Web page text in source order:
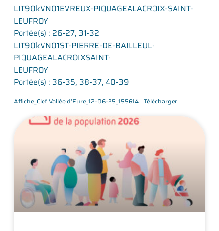
LIT90kVN01EVREUX-PIQUAGEALACROIX-SAINT-
LEUFROY
Portée(s) : 26-27, 31-32
LIT90kVN01ST-PIERRE-DE-BAILLEUL-
PIQUAGEALACROIXSAINT-
LEUFROY
Portée(s) : 36-35, 38-37, 40-39
Affiche_Clef Vallée d’Eure_12-06-25_155614 Télécharger